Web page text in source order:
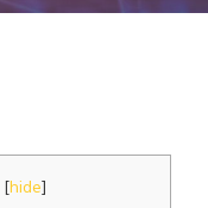
[hide]